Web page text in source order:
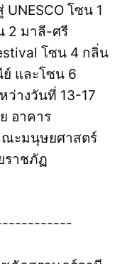
โซน 1
2 มาลี-ศรี
โซน 4 กลิ่น
และโซน 6
ว่างวันที่ 13-17
อาคาร
ณะมนุษยศาสตร์
ราชภัฏ